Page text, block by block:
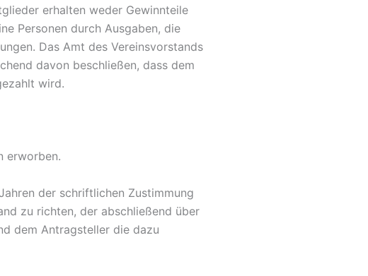
erhalten weder Gewinnteile
Personen durch Ausgaben, die
Das Amt des Vereinsvorstands
davon beschließen, dass dem
wird.
erworben.
der schriftlichen Zustimmung
zu richten, der abschließend über
dem Antragsteller die dazu